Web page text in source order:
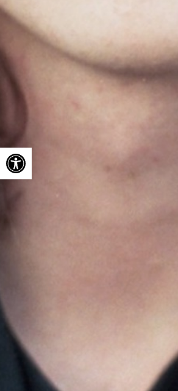
Ouvrir la barre d’outils